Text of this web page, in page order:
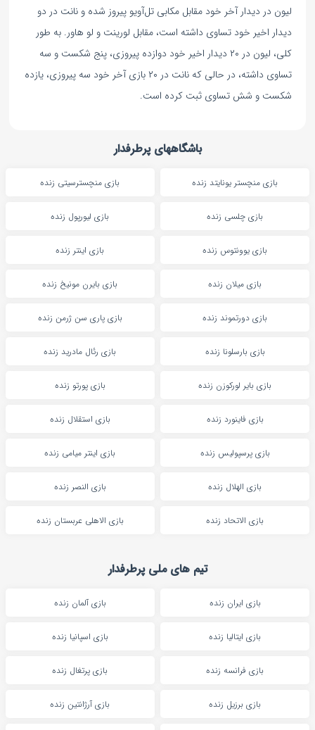
لیون در دیدار آخر خود مقابل مکابی تل‌آویو پیروز شده و نانت در دو
دیدار اخیر خود تساوی داشته است، مقابل لورینت و لو هاور. به طور
کلی، لیون در ۲۰ دیدار اخیر خود دوازده پیروزی، پنج شکست و سه
تساوی داشته، در حالی که نانت در ۲۰ بازی آخر خود سه پیروزی، یازده
شکست و شش تساوی ثبت کرده است.
باشگاههای پرطرفدار
بازی منچستر یونایتد زنده بازی منچسترسیتی زنده
بازی چلسی زنده بازی لیورپول زنده
بازی یوونتوس زنده بازی اینتر زنده
بازی میلان زنده بازی بایرن مونیخ زنده
بازی دورتموند زنده بازی پاری سن ژرمن زنده
بازی بارسلونا زنده بازی رئال مادرید زنده
بازی بایر لورکوزن زنده بازی پورتو زنده
بازی فاینورد زنده بازی استقلال زنده
بازی پرسپولیس زنده بازی اینتر میامی زنده
بازی الهلال زنده بازی النصر زنده
بازی الاتحاد زنده بازی الاهلی عربستان زنده
تیم های ملی پرطرفدار
بازی ایران زنده بازی آلمان زنده
بازی ایتالیا زنده بازی اسپانیا زنده
بازی فرانسه زنده بازی پرتغال زنده
بازی برزیل زنده بازی آرژانتین زنده